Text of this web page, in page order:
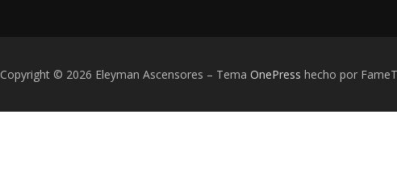
Copyright © 2026 Eleyman Ascensores – Tema OnePress hecho por